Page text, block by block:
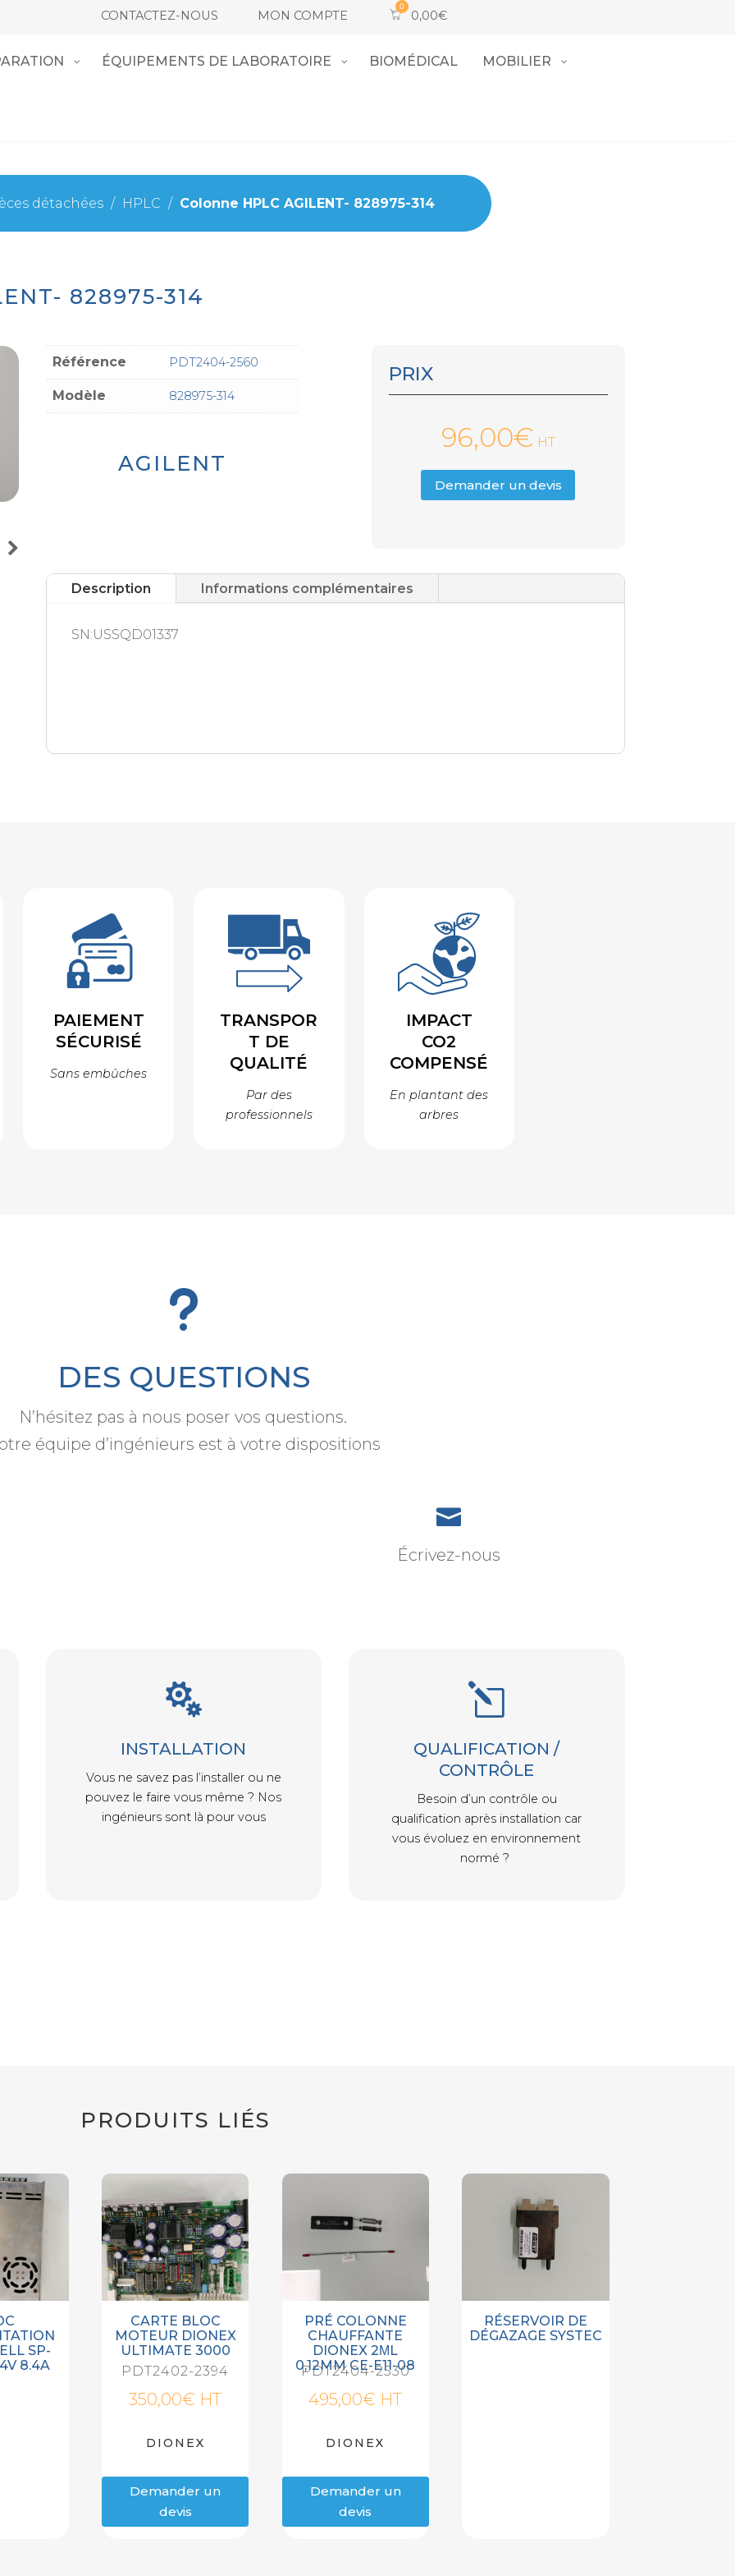
CONTACTEZ-NOUS MON COMPTE 0,00€
ÉQUIPEMENTS DE LABORATOIRE BIOMÉDICAL MOBILIER
détachées / HPLC / Colonne HPLC AGILENT- 828975-314
828975-314
Référence PDT2404-2560
Modèle 828975-314
AGILENT
PRIX
96,00€ HT
Demander un devis
Description Informations complémentaires
SN:USSQD01337
PAIEMENT
SÉCURISÉ
Sans embûches
TRANSPOR
T DE
QUALITÉ
Par des
professionnels
IMPACT
CO2
COMPENSÉ
En plantant des
arbres
u
DES QUESTIONS
N’hésitez pas à nous poser vos questions.
équipe d’ingénieurs est à votre dispositions

Écrivez-nous

INSTALLATION
Vous ne savez pas l’installer ou ne
pouvez le faire vous même ? Nos
ingénieurs sont là pour vous
l
QUALIFICATION /
CONTRÔLE
Besoin d’un contrôle ou
qualification après installation car
vous évoluez en environnement
normé ?
PRODUITS LIÉS
SP-
8.4A
CARTE BLOC
MOTEUR DIONEX
ULTIMATE 3000
PDT2402-2394
350,00€ HT
DIONEX
Demander un
devis
PRÉ COLONNE
CHAUFFANTE
DIONEX 2ΜL
0,12MM CE-E11-08
PDT2404-2530
495,00€ HT
DIONEX
Demander un
devis
RÉSERVOIR DE
DÉGAZAGE SYSTEC